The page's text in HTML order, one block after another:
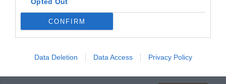
CONFIRM
Data Deletion Data Access Privacy Policy
Collegamento buono con la città (bus a due passi). L'unico neo è che la cena
a menù fisso, che nel menù appeso fuori della sala doveva costare 30€ a
coppia, è passata a 50€ appena seduti, a quanto ci ha detto il cameriere ad
inizio cena. L'indomani sul conto della camera il prezzo era diventato 62€.
tratto di strada per arrivare al Casale è strettissimo al limite della